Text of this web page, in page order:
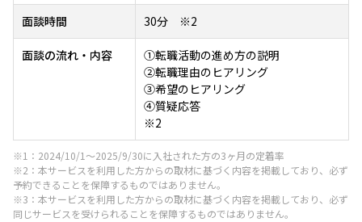
面談時間 30分 ※2
面談の流れ・内容
①転職活動の進め方の説明
②転職理由のヒアリング
③希望のヒアリング
④質疑応答
※2
※1：2024/10/1～2025/9/30に入社された方の3ヶ月の定着率
※2：本サービスを利用した方からの取材に基づく内容を掲載しており、必ず
予約できることを保障するものではありません。
※3：本サービスを利用した方からの取材に基づく内容を掲載しており、必ず
同じサービスを受けられることを保障するものではありません。